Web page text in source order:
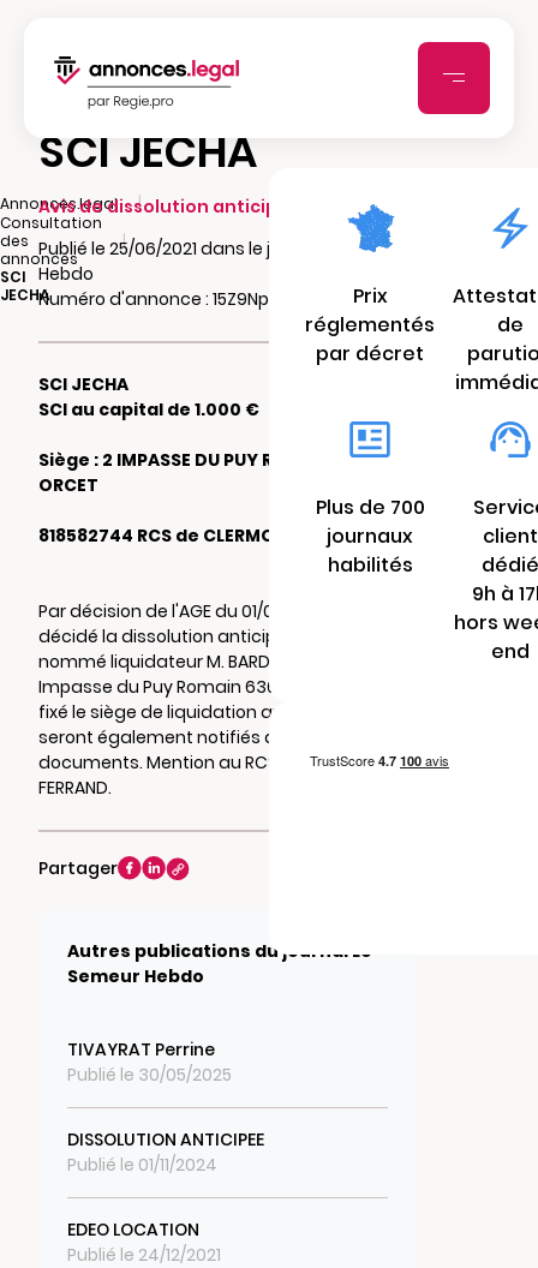
Annonces.legal
|
Consultation
des
annonces
|
SCI
JECHA
SCI JECHA
Avis de dissolution anticipée
Publié le 25/06/2021 dans le journal Le Semeur
Hebdo
Numéro d'annonce : 15Z9Npu7wRoPx
SCI JECHA
SCI au capital de 1.000 €
Siège : 2 IMPASSE DU PUY ROMAIN 63670
ORCET
818582744 RCS de CLERMONT-FERRAND
Par décision de l'AGE du 01/06/2021, il a été
décidé la dissolution anticipée de la société,
nommé liquidateur M. BARDY Philippe 2
Impasse du Puy Romain 63670 ORCET , et
fixé le siège de liquidation au siège social où
seront également notifiés actes et
documents. Mention au RCS de CLERMONT-
FERRAND.
Partager
Autres publications du journal Le
Semeur Hebdo
TIVAYRAT Perrine
Publié le 30/05/2025
DISSOLUTION ANTICIPEE
Publié le 01/11/2024
EDEO LOCATION
Publié le 24/12/2021
Prix
réglementés
par décret
de
Plus de 700
journaux
habilités
client
dédié
9h à
hors
end